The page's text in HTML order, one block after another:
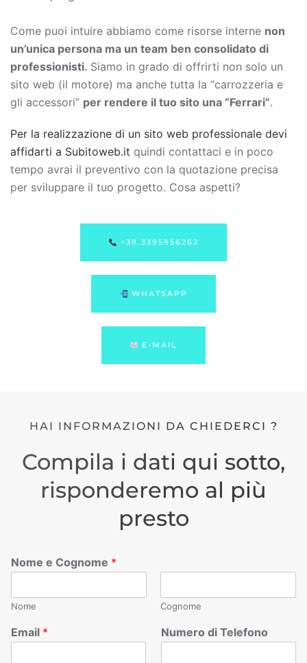
Come puoi intuire abbiamo come risorse interne non
un’unica persona ma un team ben consolidato di
professionisti. Siamo in grado di offrirti non solo un
sito web (il motore) ma anche tutta la “carrozzeria e
gli accessori” per rendere il tuo sito una “Ferrari”.
Per la realizzazione di un sito web professionale devi
affidarti a Subitoweb.it quindi contattaci e in poco
tempo avrai il preventivo con la quotazione precisa
per sviluppare il tuo progetto. Cosa aspetti?
+39.3395956262
WHATSAPP
E-MAIL
HAI INFORMAZIONI DA CHIEDERCI ?
Compila i dati qui sotto,
risponderemo al più
presto
Nome e Cognome *
Nome Cognome
Email * Numero di Telefono